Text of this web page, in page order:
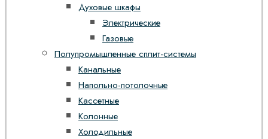
Духовые шкафы
Электрические
Газовые
Полупромышленные сплит-системы
Канальные
Напольно-потолочные
Кассетные
Колонные
Холодильные